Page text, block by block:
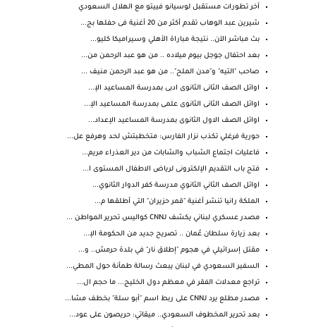
آخر تطورات مستقبل لوسيانو فييتو مع الهلال السعودي
شيرين عبد الوهاب تقدم أكثر من 20 أغنية فى حفلها بج...
بث مباشر الآن.. نتيجة مباراة الأهلي وسيراميكا كليو...
بعد احتفال جوجل بيوم ميلاده .. من هو عبد الرحمن من...
صاحب "التيه" و"مدن الملح".. من هو عبد الرحمن منيف ...
اوائل الصف الثانى الثانوى ادبى بمدرسة المساعيد الإ...
اوائل الصف الثانى الثانوى علمى بمدرسة المساعيد الإ...
اوائل الصف الاول الثانوى بمدرسة المساعيد الإعداد...
حورية فرغلي تكذب نزار الفارس: متخطبتش لحد وهرفع عل...
فاعليات اجتماع الشباب والشابات من دير العذراء مريم...
فتح باب التقديم الإلكترونى لرياض الاطفال المستوى ا...
اوائل الصف الثاني الثانوي مدرسة كفر الدوار الثانوي...
الملكة رانيا تنشر أغنية "قمر حزيران" التي أطلقها م...
مصدر عسكري لبناني يكشف لـCNN كواليس تحرير المواطن ...
بعد زيارة سلطان عُمان .. تصريح جديد من الحكومة الإ...
مقتل إسرائيلي في هجوم "إطلاق نار" في بلدة حرمش.. و...
السفير السعودي في لبنان يبعث رسالة طمأنة حول المطي...
تراجع معدلات الفقر في معظم دول الخليج... ما حجم ال...
مصدر مطلع يرد لـCNN على ربط اسم "أبو سلة" بخطف مشا...
بعد تحرير المخطوف السعودي.. ميقاتي: حريصون على عود...